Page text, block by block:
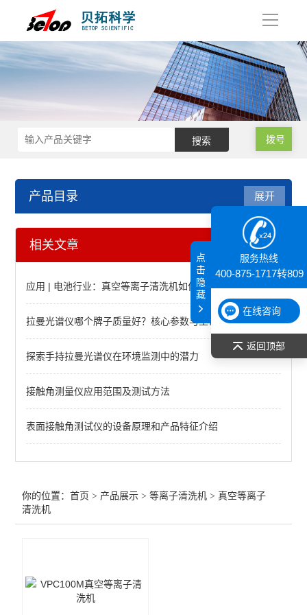
导
拨号
产品目录
等离子清洗机
展开
相关文章
应用 | 电池行业：真空等离子清洗机如何破解燃料电池双极板表面处理难题
拉曼光谱仪哪个牌子质量好？核心参数与工艺考量
探索手持拉曼光谱仪在环境监测中的潜力
接触角测量仪应用范围及测试方法
表面接触角测试仪的设备原理和产品特征介绍
你的位置：首页 > 产品展示 >等离子清洗机 >真空等离子
清洗机
服务热线
400-875-1717转809
在线咨询
返回顶部
点
击
隐
藏